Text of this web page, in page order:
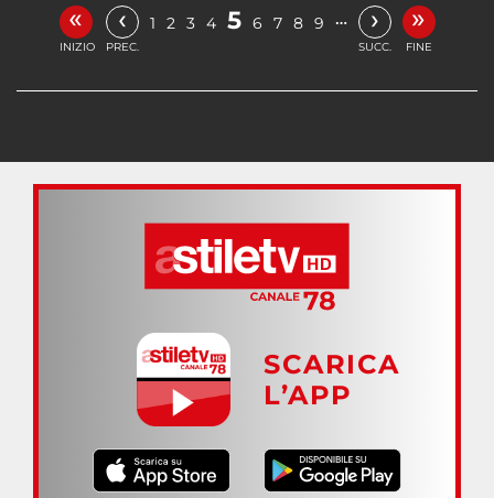
«
INIZIO
‹
PREC.
1 2 3 4 5 6 7 8 9 … ›
SUCC.
»
FINE
SCARICA
L’APP